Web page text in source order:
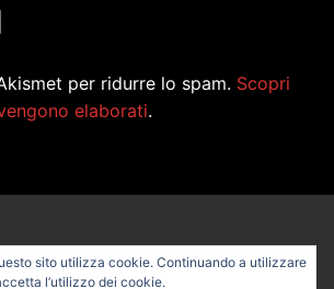
per ridurre lo spam. Scopri
elaborati.
sito utilizza cookie. Continuando a utilizzare
l’utilizzo dei cookie.